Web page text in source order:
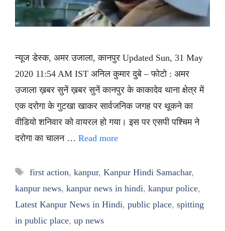
न्यूज डेस्क, अमर उजाला, कानपुर Updated Sun, 31 May
2020 11:54 AM IST अनिल कुमार दुबे – फोटो : अमर
उजाला ख़बर सुनें ख़बर सुनें कानपुर के काकादेव थाना क्षेत्र में
एक दरोगा के गुटखा खाकर सार्वजनिक जगह पर थूकने का
वीडियो शनिवार को वायरल हो गया। इस पर एसपी पश्चिम ने
दरोगा का चालन … Read more
Tags
first action, kanpur, Kanpur Hindi Samachar,
kanpur news, kanpur news in hindi, kanpur police,
Latest Kanpur News in Hindi, public place, spitting
in public place, up news